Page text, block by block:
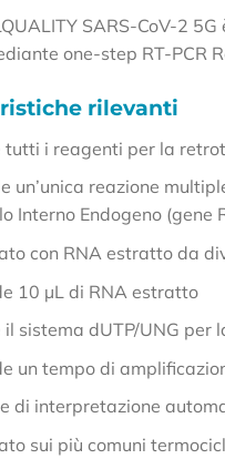
SARS-CoV-2
one-step RT-PCR
rilevanti
tutti i reagenti per la
un’unica reazione
Interno Endogeno (gene
con RNA estratto da
10 µL di RNA estratto
il sistema dUTP/UNG per
un tempo di
di interpretazione
sui più comuni